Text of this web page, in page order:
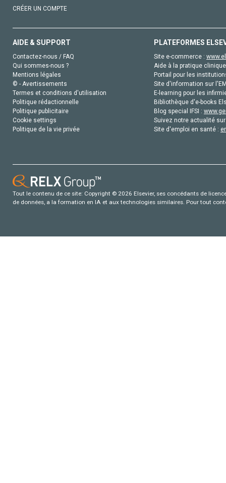
CRÉER UN COMPTE
AIDE & SUPPORT
Contactez-nous / FAQ
Qui sommes-nous ?
Mentions légales
© - Avertissements
Termes et conditions d'utilisation
Politique rédactionnelle
Politique publicitaire
Cookie settings
Politique de la vie privée
PLATEFORMES
Site e-commerce :
Aide à la pratique
Portail pour les
Site d'information sur
E-learning pour les
Bibliothèque d'e-books
Blog special IFSI :
Suivez notre actualité
Site d'emploi en santé :
Tout le contenu de ce site: Copyright © 2026 Elsevier, ses concédants de
de données, a la formation en IA et aux technologies similaires. Pour tout